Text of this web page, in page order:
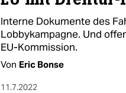
Interne Dokumente des
Lobbykampagne. Und
EU-Kommission.
Von Eric Bonse
11.7.2022